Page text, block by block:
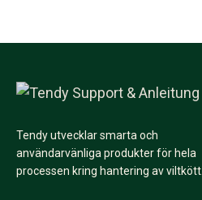
Tendy utvecklar smarta och
användarvänliga produkter för hela
processen kring hantering av viltkött.